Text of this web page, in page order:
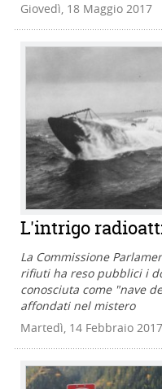
Giovedì, 18 Maggio 2017
L'intrigo
La Commissione
rifiuti ha reso pubblici i
conosciuta come "nave
affondati nel mistero
Martedì, 14 Febbraio 2017